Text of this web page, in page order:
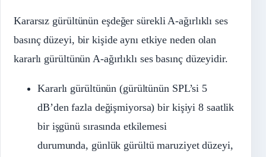
Kararsız gürültünün eşdeğer sürekli A-ağırlıklı ses
basınç düzeyi, bir kişide aynı etkiye neden olan
kararlı gürültünün A-ağırlıklı ses basınç düzeyidir.
Kararlı gürültünün (gürültünün SPL’si 5
dB’den fazla değişmiyorsa) bir kişiyi 8 saatlik
bir işgünü sırasında etkilemesi
durumunda, günlük gürültü maruziyet düzeyi,